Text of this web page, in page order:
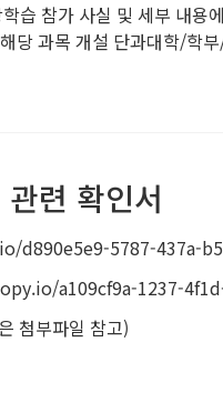
습 참가 사실 및 세부 내용
당 과목 개설 단과대학/학
련 확인서
d890e5e9-5787-437a-
a109cf9a-1237-
첨부파일 참고)